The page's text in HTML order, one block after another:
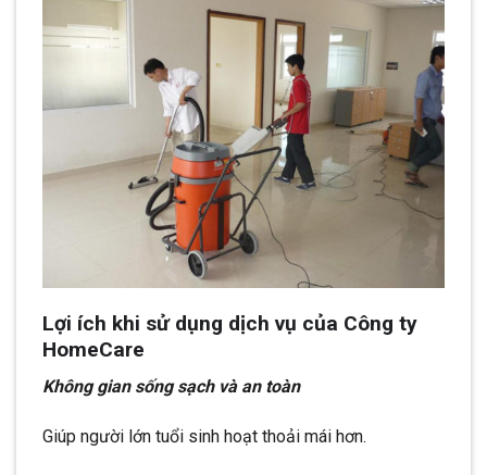
Lợi ích khi sử dụng dịch vụ của Công ty
HomeCare
Không gian sống sạch và an toàn
Giúp người lớn tuổi sinh hoạt thoải mái hơn.